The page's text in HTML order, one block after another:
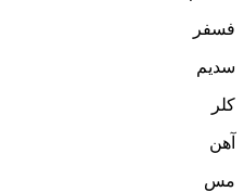
فسفر
سدیم
کلر
آهن
مس